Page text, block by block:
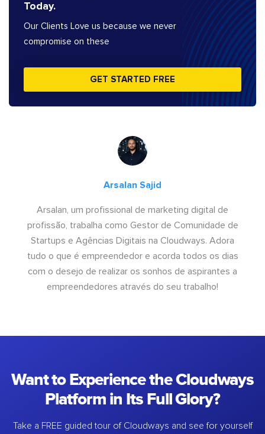
Today.
Our Clients Love us because we never
compromise on these
GET STARTED FREE
Arsalan Sajid
Arsalan, um profissional de marketing digital de
profissão, trabalha como Gestor de Comunidade de
Startups e Agências Digitais na Cloudways. Adora
tudo o que é empreendedor e acorda todos os dias
com o desejo de realizar os sonhos de aspirantes a
empreendedores através do seu trabalho!
Want to Experience the Cloudways
Platform in Its Full Glory?
Take a FREE guided tour of Cloudways and see for yourself